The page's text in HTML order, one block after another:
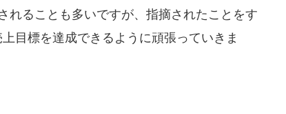
れることも多いですが、指摘されたことをす
目標を達成できるように頑張っていきま